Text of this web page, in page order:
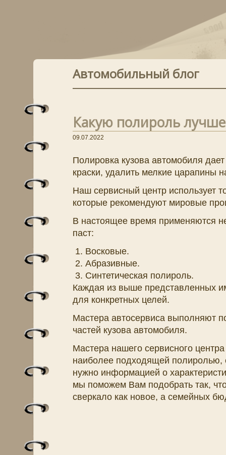
Автомобильный блог
Какую полироль лучше
09.07.2022
Полировка кузова автомобиля
краски, удалить мелкие царапины
Наш сервисный центр использует
которые рекомендуют мировые
В настоящее время применяются
паст:
Восковые.
Абразивные.
Синтетическая полироль.
Каждая из выше представленных
для конкретных целей.
Мастера автосервиса выполняют
частей кузова автомобиля.
Мастера нашего сервисного
наиболее подходящей полиролью,
нужно информацией о
мы поможем Вам подобрать так,
сверкало как новое, а семейных